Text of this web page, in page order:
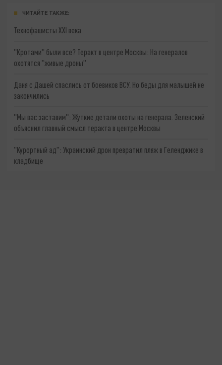
ЧИТАЙТЕ ТАКЖЕ:
Технофашисты XXI века
"Кротами" были все? Теракт в центре Москвы: На генералов
охотятся "живые дроны"
Даня с Дашей спаслись от боевиков ВСУ. Но беды для малышей не
закончились
"Мы вас заставим": Жуткие детали охоты на генерала. Зеленский
объяснил главный смысл теракта в центре Москвы
"Курортный ад": Украинский дрон превратил пляж в Геленджике в
кладбище